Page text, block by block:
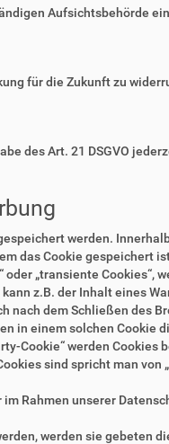
Aufsichtsbehörde
für die Zukunft zu
des Art. 21 DSGVO
werden.
das Cookie gespeichert
„transiente
z.B. der Inhalt eines
nach dem Schließen des
in einem solchen Cookie
Cookie“ werden
sind spricht man von
Rahmen unserer
werden sie gebeten